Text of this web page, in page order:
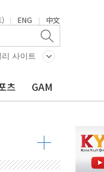
| ENG | 中文
리 사이트
츠 GAM
고치